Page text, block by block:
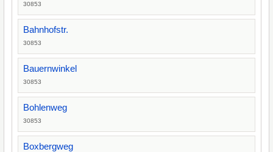
30853
Bahnhofstr.
30853
Bauernwinkel
30853
Bohlenweg
30853
Boxbergweg